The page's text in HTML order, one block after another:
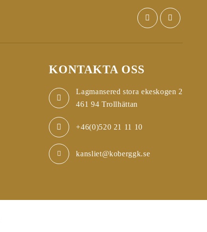
KONTAKTA OSS
Lagmansered stora ekeskogen 2
461 94 Trollhättan
+46(0)520 21 11 10
kansliet@koberggk.se